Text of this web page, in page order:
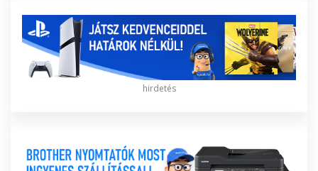
hirdetés